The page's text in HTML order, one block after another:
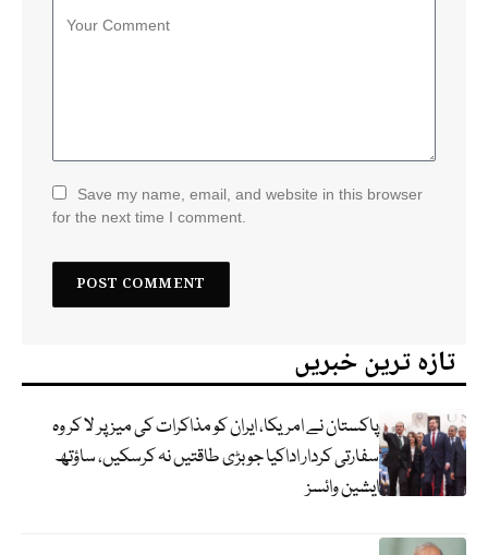
Save my name, email, and website in this browser
for the next time I comment.
تازہ ترین خبریں
پاکستان نے امریکا، ایران کو مذاکرات کی میز پر لا کر وہ
سفارتی کردار اداکیا جو بڑی طاقتیں نہ کرسکیں، ساؤتھ
ایشین وائسز